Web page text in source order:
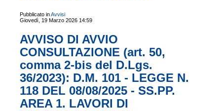
Pubblicato inAvvisi
Giovedì, 19 Marzo 2026 14:59
AVVISO DI AVVIO
CONSULTAZIONE (art. 50,
comma 2-bis del D.Lgs.
36/2023): D.M. 101 - LEGGE N.
118 DEL 08/08/2025 - SS.PP.
AREA 1. LAVORI DI